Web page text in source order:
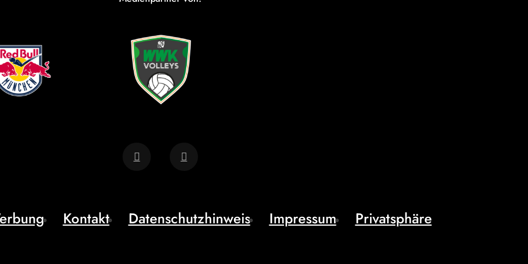
Kontakt Datenschutzhinweis Impressum Privatsphäre